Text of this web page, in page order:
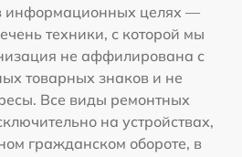
информационных целях —
техники, с которой мы
не аффилирована с
товарных знаков и не
Все виды ремонтных
на устройствах,
гражданском обороте, в